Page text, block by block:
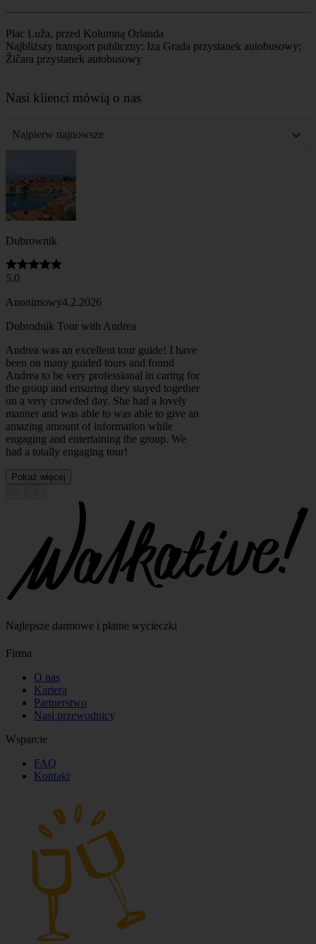
Plac Luža, przed Kolumną Orlanda
Najbliższy transport publiczny: Iza Grada przystanek autobusowy;
Žičara przystanek autobusowy
+
Nasi klienci mówią o nas
Najpierw najnowsze
Dubrownik
5.0
Anonimowy4.2.2026
Dubrodnik Tour with Andrea
Andrea was an excellent tour guide! I have
been on many guided tours and found
Andrea to be very professional in caring for
the group and ensuring they stayed together
on a very crowded day. She had a lovely
manner and was able to was able to give an
amazing amount of information while
engaging and entertaining the group. We
had a totally engaging tour!
Pokaż więcej
Najlepsze darmowe i płatne wycieczki
Firma
O nas
Kariera
Partnerstwo
Nasi przewodnicy
Wsparcie
FAQ
Kontakt